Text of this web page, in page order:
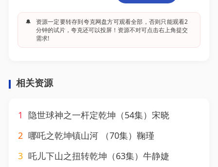
🔔
资源一定要转存到夸克网盘方可观看全部，否则只能观看2
分钟的试片，夸克还可以投屏！资源不对可点击右上角提交
需求!
相关资源
1
隐世球神之一杆定乾坤（54集）宋晓
2 哪吒之乾坤镇山河 （70集）鞠瑾
3 吒儿下山之扭转乾坤（63集）牛静婕